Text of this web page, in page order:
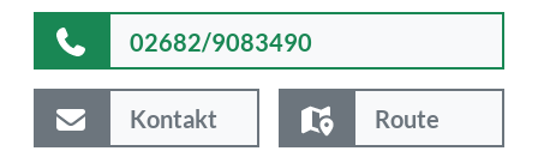
02682/9083490
Kontakt Route